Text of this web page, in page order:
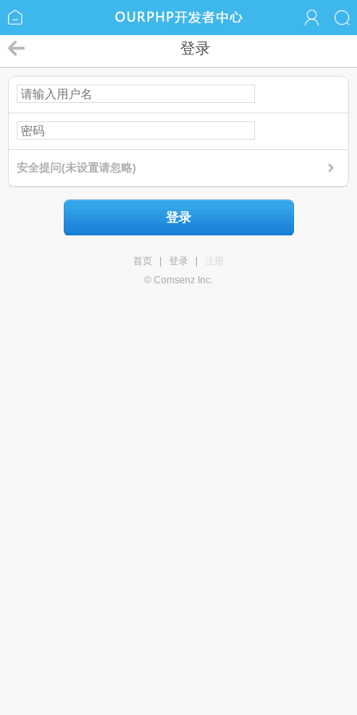
登录
安全提问(未设置请忽略)
登录
首页 登录
注册
© Comsenz Inc.